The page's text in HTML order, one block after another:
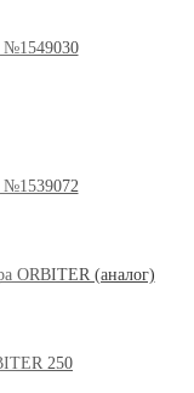
№1549030
№1539072
ORBITER (аналог)
250